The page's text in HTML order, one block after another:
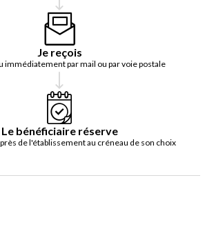
Je reçois
immédiatement par mail ou par voie postale
Le bénéficiaire réserve
de l'établissement au créneau de son choix